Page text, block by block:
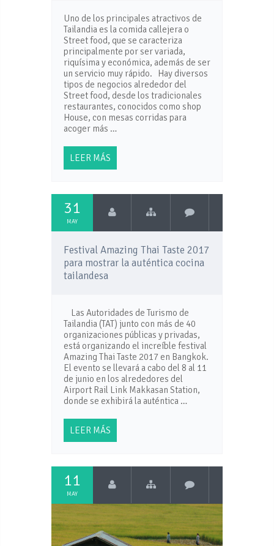
Uno de los principales atractivos de
Tailandia es la comida callejera o
Street food, que se caracteriza
principalmente por ser variada,
riquísima y económica, además de ser
un servicio muy rápido. Hay diversos
tipos de negocios alrededor del
Street food, desde los tradicionales
restaurantes, conocidos como shop
House, con mesas corridas para
acoger más …
LEER MÁS
31
MAY
Festival Amazing Thai Taste 2017
para mostrar la auténtica cocina
tailandesa
Las Autoridades de Turismo de
Tailandia (TAT) junto con más de 40
organizaciones públicas y privadas,
está organizando el increíble festival
Amazing Thai Taste 2017 en Bangkok.
El evento se llevará a cabo del 8 al 11
de junio en los alrededores del
Airport Rail Link Makkasan Station,
donde se exhibirá la auténtica …
LEER MÁS
11
MAY